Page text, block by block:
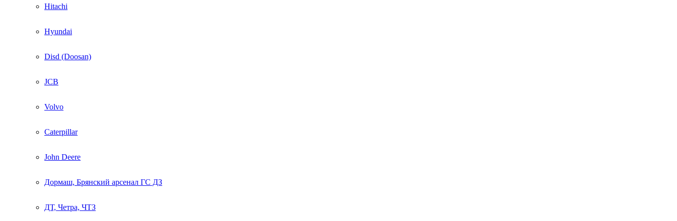
Hitachi
Hyundai
Disd (Doosan)
JCB
Volvo
Caterpillar
John Deere
Дормаш, Брянский арсенал ГС ДЗ
ДТ, Четра, ЧТЗ